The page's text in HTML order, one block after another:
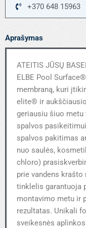
+370 648 15963
Aprašymas
ATEITIS JŪSŲ
ELBE Pool
membraną, kuri
elite® ir
geriausiu šiuo
spalvos
spalvos pakitimas
nuo saulės,
chloro)
prie vandens
tinklelis garantuoja
montavimo metu ir
rezultatas. Unikali
sveikesnės